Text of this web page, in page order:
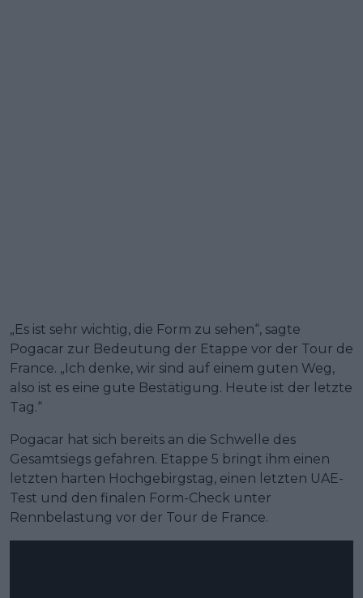
„Es ist sehr wichtig, die Form zu sehen“, sagte
Pogacar zur Bedeutung der Etappe vor der Tour de
France. „Ich denke, wir sind auf einem guten Weg,
also ist es eine gute Bestätigung. Heute ist der letzte
Tag.“
Pogacar hat sich bereits an die Schwelle des
Gesamtsiegs gefahren. Etappe 5 bringt ihm einen
letzten harten Hochgebirgstag, einen letzten UAE-
Test und den finalen Form-Check unter
Rennbelastung vor der Tour de France.